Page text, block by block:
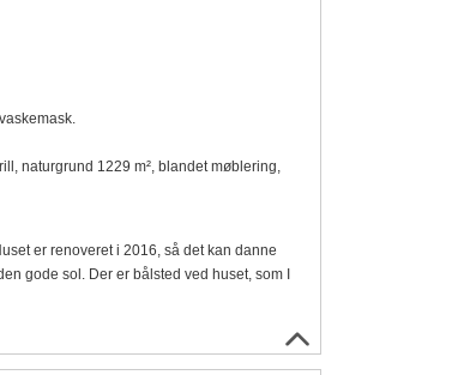
naturgrund 1229 m², blandet møblering,
er renoveret i 2016, så det kan danne
gode sol. Der er bålsted ved huset, som I